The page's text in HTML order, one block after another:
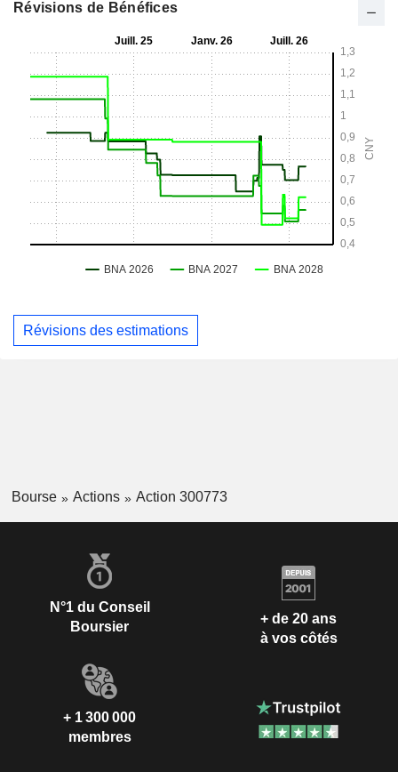
Révisions de Bénéfices
Révisions des estimations
Bourse Actions Action 300773
N°1 du Conseil
Boursier
+ de 20 ans
à vos côtés
+ 1 300 000
membres